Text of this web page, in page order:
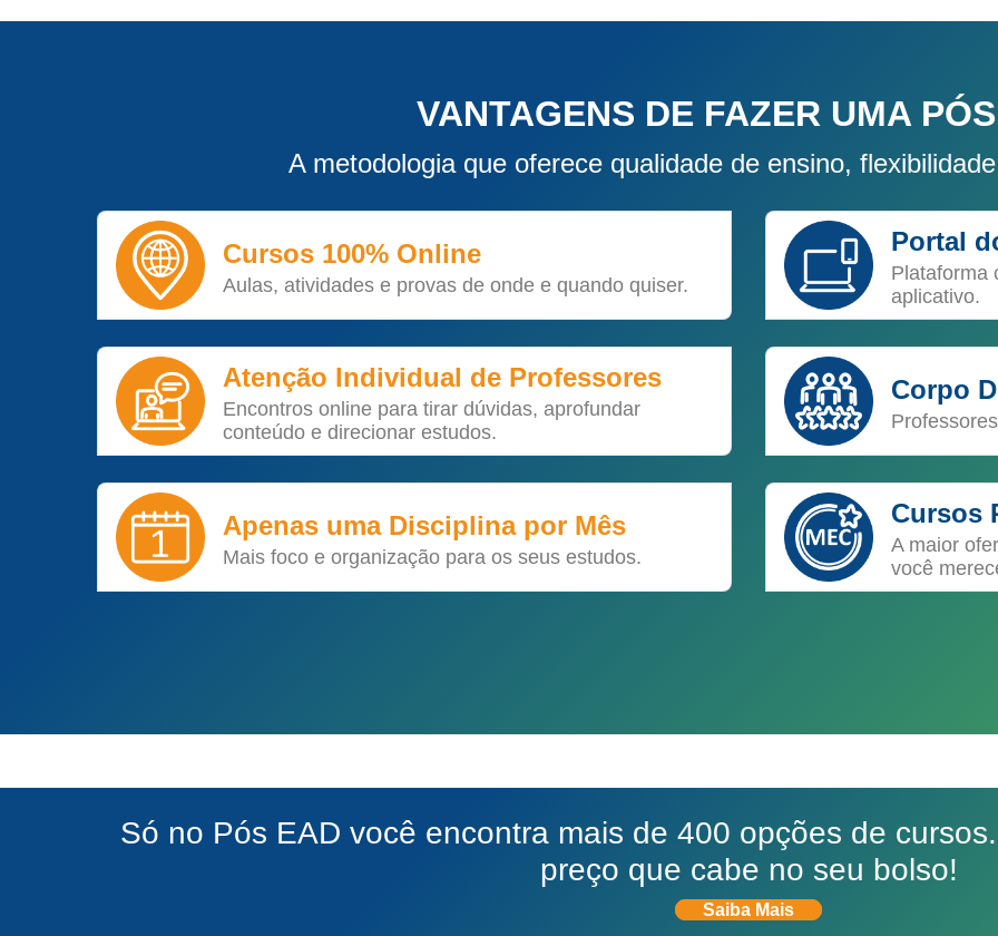
VANTAGENS DE FAZER UMA
A metodologia que oferece qualidade de ensino,
Cursos 100% Online
Aulas, atividades e provas de onde e quando quiser.
Portal
Plataforma
aplicativo.
Atenção Individual de Professores
Encontros online para tirar dúvidas, aprofundar
conteúdo e direcionar estudos.
Corpo
Apenas uma Disciplina por Mês
Mais foco e organização para os seus estudos.
Cursos
A maior
você
Só no Pós EAD você encontra mais de 400 opções de
preço que cabe no seu bolso!
Saiba Mais